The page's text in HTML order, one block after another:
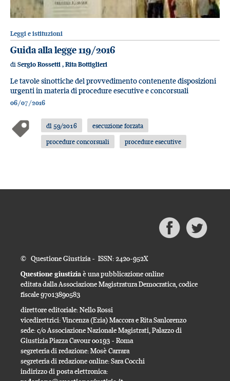
Leggi e istituzioni
Guida alla legge 119/2016
di Sergio Rossetti , Rita Bottiglieri
Le tavole sinottiche del provvedimento contenente disposizioni
urgenti in materia di procedure esecutive e concorsuali
06/07/2016
dl 59/2016
esecuzione forzata
procedure concorsuali
procedure esecutive
© Questione Giustizia - ISSN: 2420-952X
Questione giustiziaè una pubblicazione online
editata dalla Associazione Magistratura Democratica, codice
fiscale 97013890583
direttore editoriale: Nello Rossi
vicedirettrici: Vincenza (Ezia) Maccora e Rita Sanlorenzo
sede: c/o Associazione Nazionale Magistrati, Palazzo di
Giustizia Piazza Cavour 00193 - Roma
segreteria di redazione: Mosè Carrara
segreteria di redazione online: Sara Cocchi
indirizzo di posta elettronica: